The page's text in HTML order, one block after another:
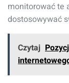
monitorować te
dostosowywać
Czytaj